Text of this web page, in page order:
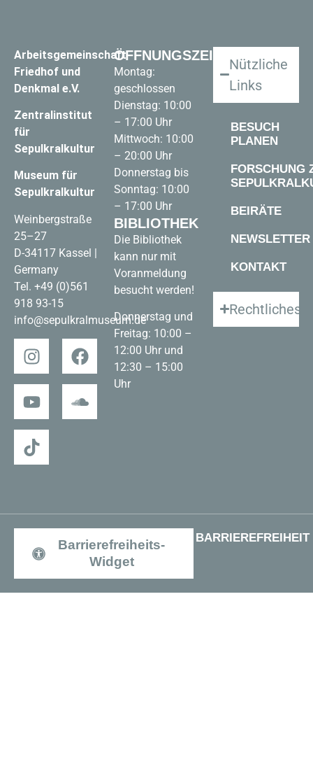
Arbeitsgemeinschaft
Friedhof und
Denkmal e.V.
Zentralinstitut
für
Sepulkralkultur
Museum für
Sepulkralkultur
Weinbergstraße
25–27
D-34117 Kassel |
Germany
Tel. +49 (0)561
918 93-15
info@sepulkralmuseum.de
ÖFFNUNGSZEITEN
Montag:
geschlossen
Dienstag: 10:00
– 17:00 Uhr
Mittwoch: 10:00
– 20:00 Uhr
Donnerstag bis
Sonntag: 10:00
– 17:00 Uhr
BIBLIOTHEK
Die Bibliothek
kann nur mit
Voranmeldung
besucht werden!
Donnerstag und
Freitag: 10:00 –
12:00 Uhr und
12:30 – 15:00
Uhr
Nützliche
Links
BESUCH
PLANEN
FORSCHUNG
BEIRÄTE
NEWSLETTER
KONTAKT
Rechtliches
Barrierefreiheits-
Widget
BARRIEREFREIHEIT